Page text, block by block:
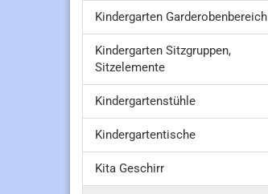
Kindergarten Garderobenbereich
Kindergarten Sitzgruppen,
Sitzelemente
Kindergartenstühle
Kindergartentische
Kita Geschirr